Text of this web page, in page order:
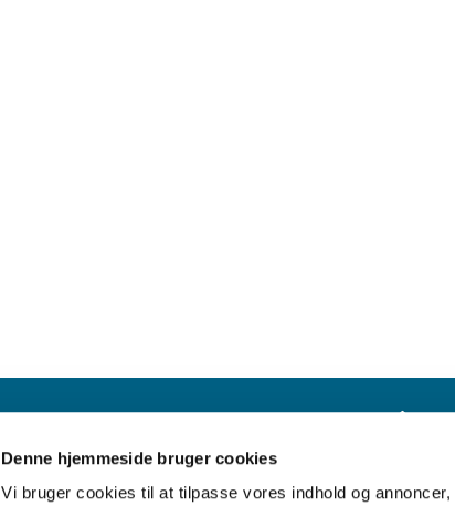
Denne hjemmeside bruger cookies
Vi bruger cookies til at tilpasse vores indhold og